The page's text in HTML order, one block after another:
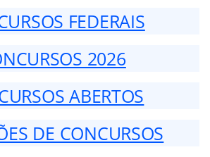
FEDERAIS
2026
ABERTOS
DE CONCURSOS